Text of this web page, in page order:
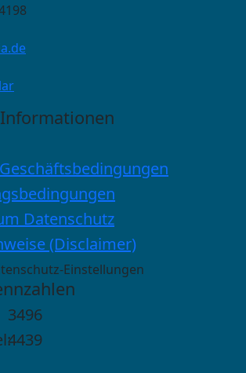
Datenschutz
(Disclaimer)
Einstellungen
3496
4439